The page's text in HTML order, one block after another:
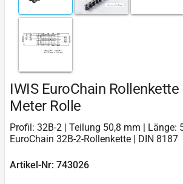
IWIS EuroChain
Meter Rolle
Profil: 32B-2 | Teilung 50,8 mm | Länge:
EuroChain 32B-2-Rollenkette | DIN 8187
Artikel-Nr: 743026